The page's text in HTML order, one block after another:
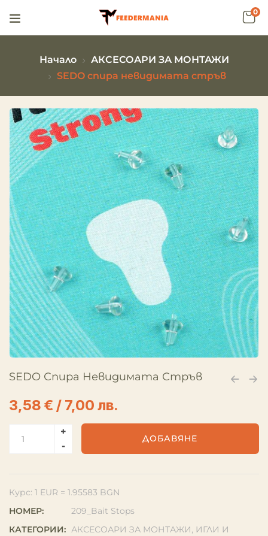
0
Начало
АКСЕСОАРИ ЗА МОНТАЖИ
SEDO спира невидимата стръв
SEDO Спира Невидимата Стръв
3,58 € / 7,00 лв.
ДОБАВЯНЕ
Курс: 1 EUR = 1.95583 BGN
НОМЕР:
209_Bait Stops
КАТЕГОРИИ: АКСЕСОАРИ ЗА МОНТАЖИ, ИГЛИ И